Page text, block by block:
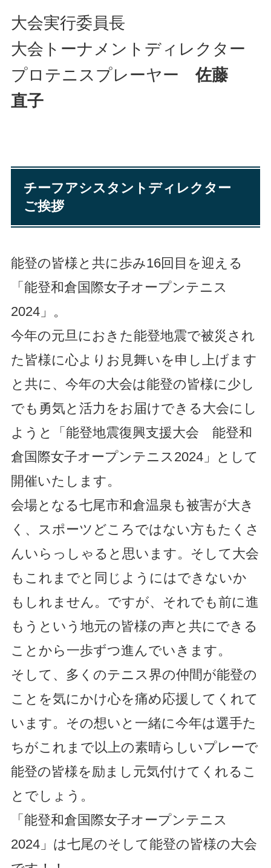
大会実行委員長
大会トーナメントディレクター
プロテニスプレーヤー佐藤
直子
チーフアシスタントディレクター
ご挨拶
能登の皆様と共に歩み16回目を迎える
「能登和倉国際女子オープンテニス
2024」。
今年の元旦におきた能登地震で被災され
た皆様に心よりお見舞いを申し上げます
と共に、今年の大会は能登の皆様に少し
でも勇気と活力をお届けできる大会にし
ようと「能登地震復興支援大会 能登和
倉国際女子オープンテニス2024」として
開催いたします。
会場となる七尾市和倉温泉も被害が大き
く、スポーツどころではない方もたくさ
んいらっしゃると思います。そして大会
もこれまでと同じようにはできないか
もしれません。ですが、それでも前に進
もうという地元の皆様の声と共にできる
ことから一歩ずつ進んでいきます。
そして、多くのテニス界の仲間が能登の
ことを気にかけ心を痛め応援してくれて
います。その想いと一緒に今年は選手た
ちがこれまで以上の素晴らしいプレーで
能登の皆様を励まし元気付けてくれるこ
とでしょう。
「能登和倉国際女子オープンテニス
2024」は七尾のそして能登の皆様の大会